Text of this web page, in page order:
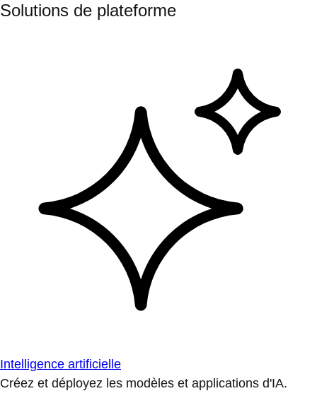
Solutions de plateforme
Intelligence artificielle
Créez et déployez les modèles et applications d'IA.